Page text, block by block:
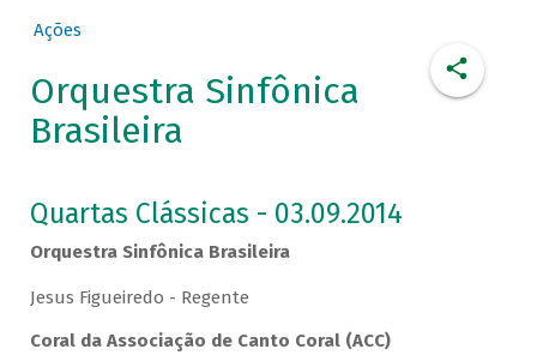
Ações
Orquestra Sinfônica
Brasileira
Quartas Clássicas - 03.09.2014
Orquestra Sinfônica Brasileira
Jesus Figueiredo - Regente
Coral da Associação de Canto Coral (ACC)